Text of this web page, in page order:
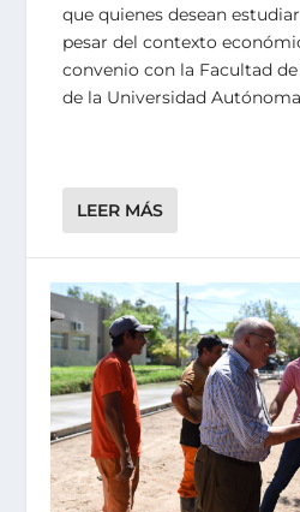
que quienes desean
pesar del contexto
convenio con la Facultad
de la Universidad
LEER MÁS